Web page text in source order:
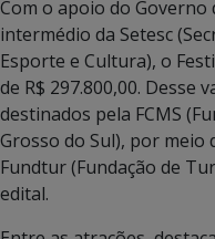
Com o apoio do
intermédio da Setesc
Esporte e Cultura), o
de R$ 297.800,00. Desse
destinados pela FCMS
Grosso do Sul), por meio
Fundtur (Fundação de
edital.